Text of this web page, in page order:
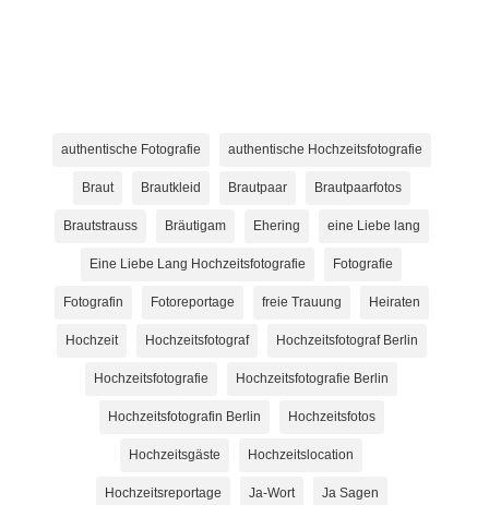
authentische Fotografie authentische Hochzeitsfotografie
Braut Brautkleid Brautpaar Brautpaarfotos
Brautstrauss Bräutigam Ehering eine Liebe lang
Eine Liebe Lang Hochzeitsfotografie Fotografie
Fotografin Fotoreportage freie Trauung Heiraten
Hochzeit Hochzeitsfotograf Hochzeitsfotograf Berlin
Hochzeitsfotografie Hochzeitsfotografie Berlin
Hochzeitsfotografin Berlin Hochzeitsfotos
Hochzeitsgäste Hochzeitslocation
Hochzeitsreportage Ja-Wort Ja Sagen